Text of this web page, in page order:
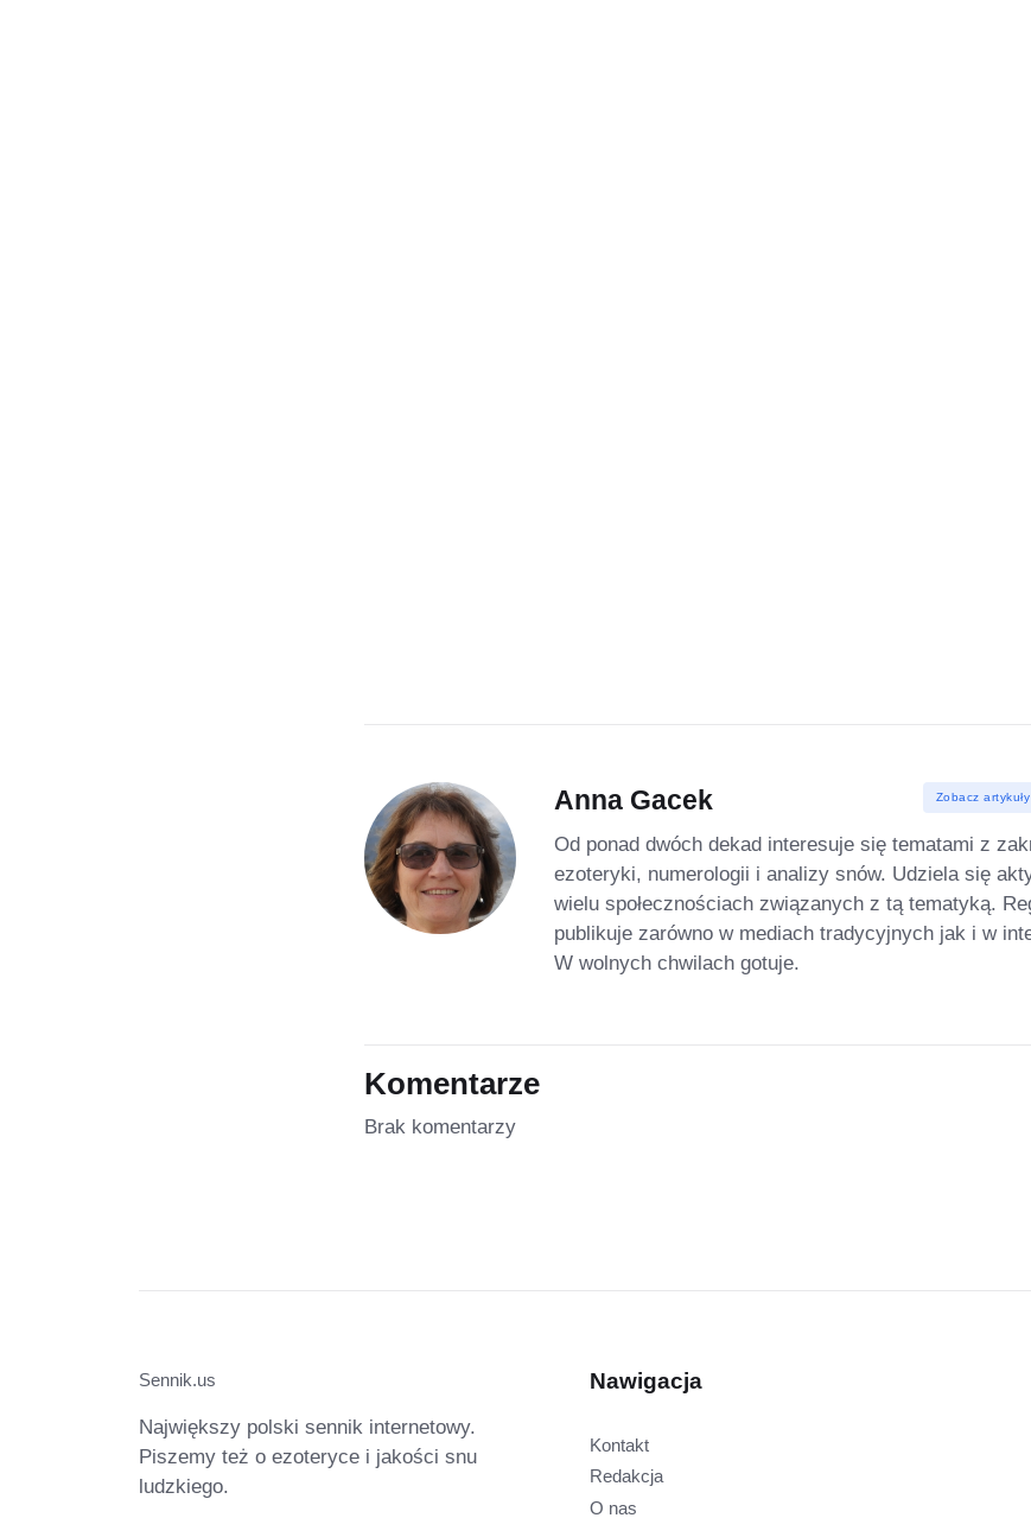
Anna Gacek Zobacz
Od ponad dwóch dekad interesuje się tematami z
ezoteryki, numerologii i analizy snów. Udziela się
wielu społecznościach związanych z tą tematyką.
publikuje zarówno w mediach tradycyjnych jak i w
W wolnych chwilach gotuje.
Komentarze
Brak komentarzy
Sennik.us
Największy polski sennik internetowy.
Piszemy też o ezoteryce i jakości snu
ludzkiego.
Nawigacja
Kontakt
Redakcja
O nas